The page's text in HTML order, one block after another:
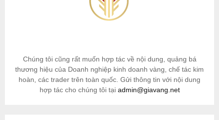
Chúng tôi cũng rất muốn hợp tác về nội dung, quảng bá
thương hiệu của Doanh nghiệp kinh doanh vàng, chế tác kim
hoàn, các trader trên toàn quốc. Gửi thông tin với nội dung
hợp tác cho chúng tôi tại admin@giavang.net